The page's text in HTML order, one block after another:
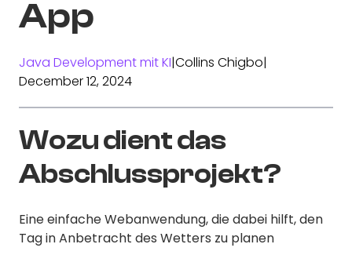
App
Java Development mit KI|Collins Chigbo|
December 12, 2024
Wozu dient das
Abschlussprojekt?
Eine einfache Webanwendung, die dabei hilft, den
Tag in Anbetracht des Wetters zu planen